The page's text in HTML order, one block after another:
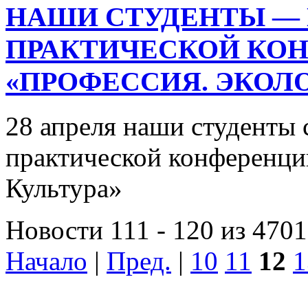
НАШИ СТУДЕНТЫ —
ПРАКТИЧЕСКОЙ
«ПРОФЕССИЯ.
28 апреля наши студенты
практической
Культура»
Новости 111 - 120 из 4701
Начало | Пред. | 10 11 12